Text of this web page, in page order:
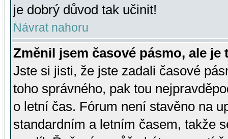
je dobrý důvod tak učinit!
Návrat nahoru
Změnil jsem časové pásmo, ale je
Jste si jisti, že jste zadali časové
toho správného, pak tou
o letní čas. Fórum není stavěno na
standardním a letním časem, takže